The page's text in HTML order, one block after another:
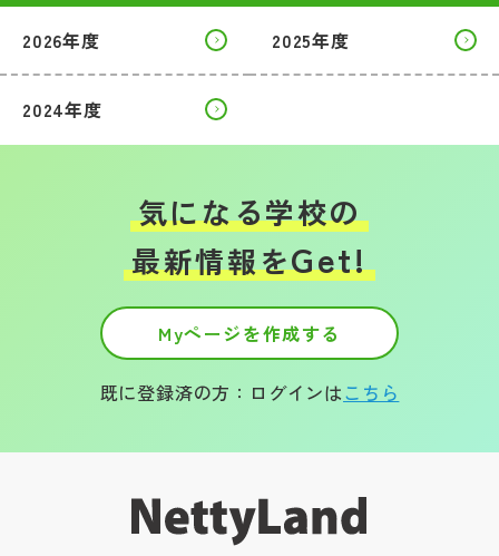
2026年度 2025年度
2024年度
気になる学校の
最新情報をGet!
Myページを作成する
既に登録済の方：ログインはこちら